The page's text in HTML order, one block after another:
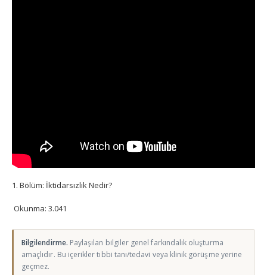
1. Bölüm: İktidarsızlık Nedir?
Okunma: 3.041
Bilgilendirme. Paylaşılan bilgiler genel farkındalık oluşturma
amaçlıdır. Bu içerikler tıbbi tanı/tedavi veya klinik görüşme yerine
geçmez.